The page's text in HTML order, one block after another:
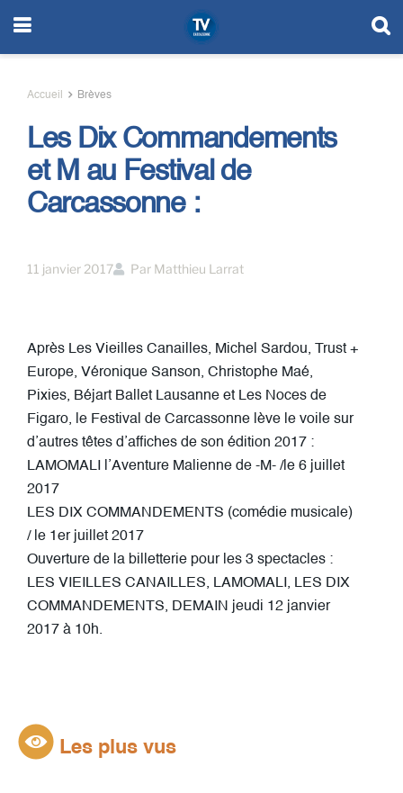
Accueil Brèves
Les Dix Commandements
et M au Festival de
Carcassonne :
11 janvier 2017 Par Matthieu Larrat
Après Les Vieilles Canailles, Michel Sardou, Trust +
Europe, Véronique Sanson, Christophe Maé,
Pixies, Béjart Ballet Lausanne et Les Noces de
Figaro, le Festival de Carcassonne lève le voile sur
d’autres têtes d’affiches de son édition 2017 :
LAMOMALI l’Aventure Malienne de -M- /le 6 juillet
2017
LES DIX COMMANDEMENTS (comédie musicale)
/ le 1er juillet 2017
Ouverture de la billetterie pour les 3 spectacles :
LES VIEILLES CANAILLES, LAMOMALI, LES DIX
COMMANDEMENTS, DEMAIN jeudi 12 janvier
2017 à 10h.
Les plus vus